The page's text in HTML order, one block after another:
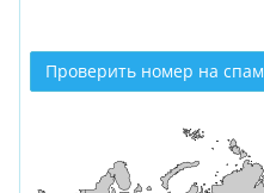
Проверить номер на спам